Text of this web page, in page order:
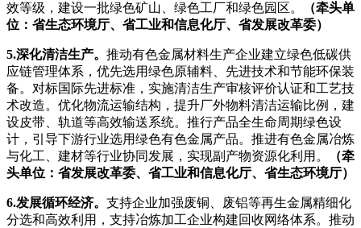
效等级，建设一批绿色矿山、绿色工厂和绿色园区。
（牵头单
位：省生态环境厅、省工业和信息化厅、省发展改革委）
5.深化清洁生产。 推动有色金属材料生产企业建立绿色低碳供
应链管理体系，优先选用绿色原辅料、先进技术和节能环保装
备。对标国际先进标准，实施清洁生产审核评价认证和工艺技
术改造。优化物流运输结构，提升厂外物料清洁运输比例，建
设皮带、轨道等高效输送系统。推行产品全生命周期绿色设
计，引导下游行业选用绿色有色金属产品。推进有色金属冶炼
与化工、建材等行业协同发展，实现副产物资源化利用。
（牵
头单位：省发展改革委、省工业和信息化厅、省生态环境厅）
6.发展循环经济。 支持企业加强废铜、废铝等再生金属精细化
分选和高效利用，支持冶炼加工企业构建回收网络体系。推动